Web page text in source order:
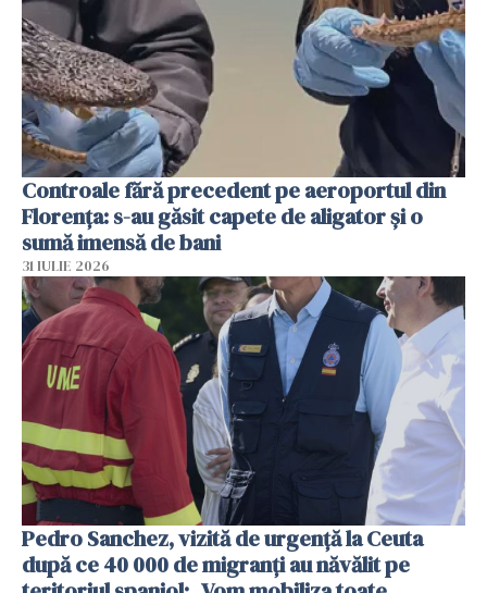
Controale fără precedent pe aeroportul din
Florența: s-au găsit capete de aligator și o
sumă imensă de bani
31 IULIE 2026
Pedro Sanchez, vizită de urgență la Ceuta
după ce 40 000 de migranți au năvălit pe